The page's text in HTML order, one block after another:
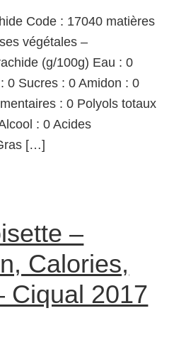
Code : 17040 matières
végétales –
(g/100g) Eau : 0
0 Sucres : 0 Amidon : 0
: 0 Polyols totaux
: 0 Acides
[…]
–
Calories,
Ciqual 2017